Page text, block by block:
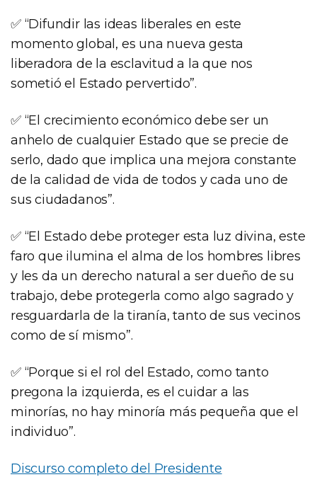
✅ “Difundir las ideas liberales en este
momento global, es una nueva gesta
liberadora de la esclavitud a la que nos
sometió el Estado pervertido”.
✅ “El crecimiento económico debe ser un
anhelo de cualquier Estado que se precie de
serlo, dado que implica una mejora constante
de la calidad de vida de todos y cada uno de
sus ciudadanos”.
✅ “El Estado debe proteger esta luz divina, este
faro que ilumina el alma de los hombres libres
y les da un derecho natural a ser dueño de su
trabajo, debe protegerla como algo sagrado y
resguardarla de la tiranía, tanto de sus vecinos
como de sí mismo”.
✅ “Porque si el rol del Estado, como tanto
pregona la izquierda, es el cuidar a las
minorías, no hay minoría más pequeña que el
individuo”.
Discurso completo del Presidente